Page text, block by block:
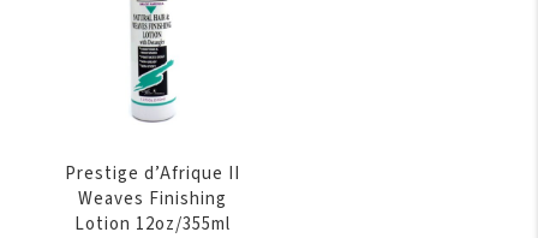
Prestige d’Afrique II
Weaves Finishing
Lotion 12oz/355ml